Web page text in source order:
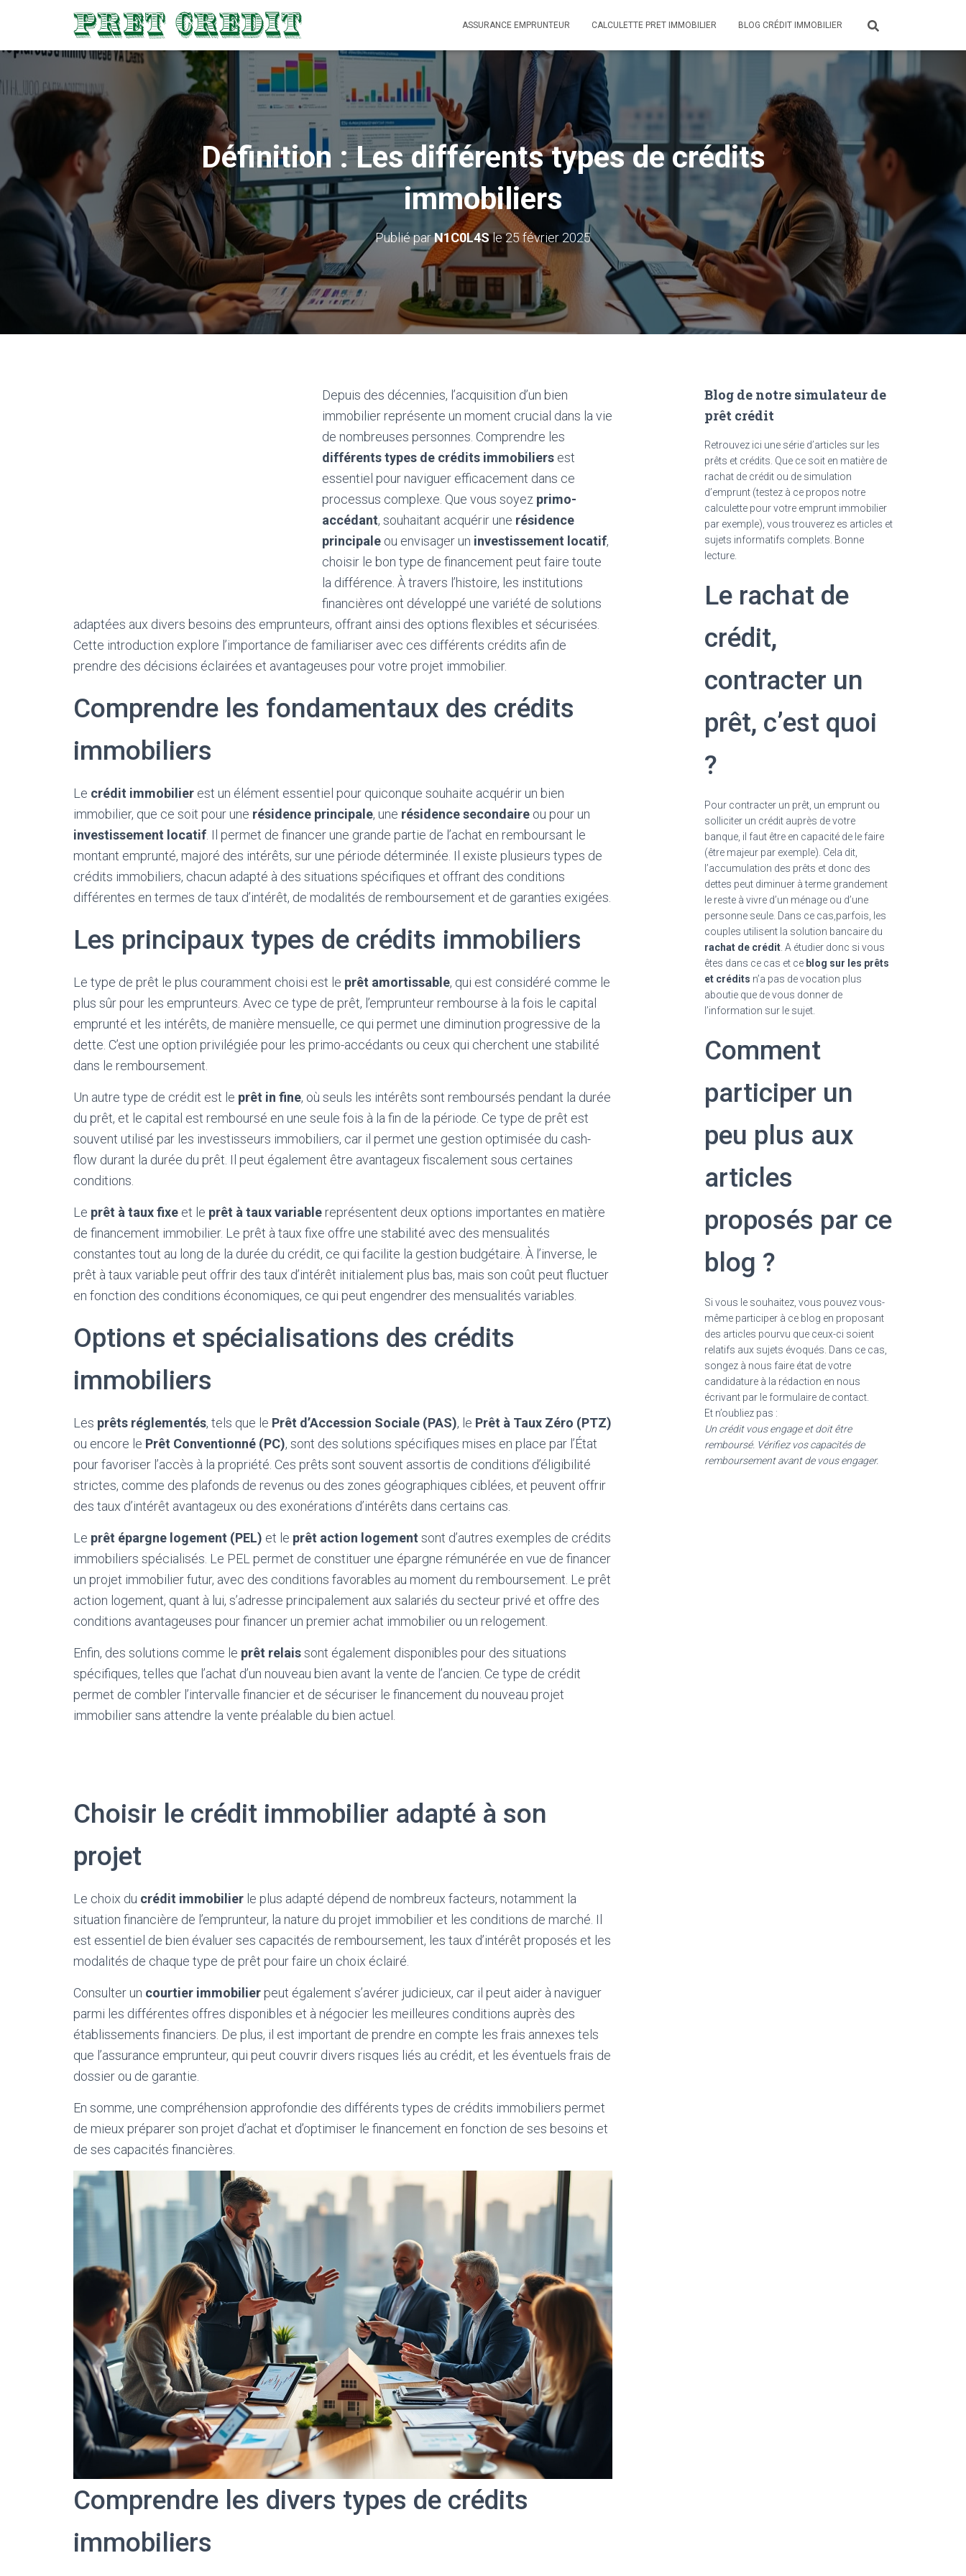
ASSURANCE EMPRUNTEUR CALCULETTE PRET IMMOBILIER BLOG CRÉDIT IMMOBILIER
Définition : Les différents types de crédits
immobiliers
Publié parN1C0L4Sle25 février 2025
Depuis des décennies, l’acquisition d’un bien
immobilier représente un moment crucial dans la vie
de nombreuses personnes. Comprendre les
différents types de crédits immobiliers est
essentiel pour naviguer efficacement dans ce
processus complexe. Que vous soyez primo-
accédant, souhaitant acquérir une résidence
principale ou envisager un investissement locatif,
choisir le bon type de financement peut faire toute
la différence. À travers l’histoire, les institutions
financières ont développé une variété de solutions
adaptées aux divers besoins des emprunteurs, offrant ainsi des options flexibles et sécurisées.
Cette introduction explore l’importance de familiariser avec ces différents crédits afin de
prendre des décisions éclairées et avantageuses pour votre projet immobilier.
Comprendre les fondamentaux des crédits
immobiliers
Le crédit immobilier est un élément essentiel pour quiconque souhaite acquérir un bien
immobilier, que ce soit pour une résidence principale, une résidence secondaire ou pour un
investissement locatif . Il permet de financer une grande partie de l’achat en remboursant le
montant emprunté, majoré des intérêts, sur une période déterminée. Il existe plusieurs types de
crédits immobiliers, chacun adapté à des situations spécifiques et offrant des conditions
différentes en termes de taux d’intérêt, de modalités de remboursement et de garanties exigées.
Les principaux types de crédits immobiliers
Le type de prêt le plus couramment choisi est le prêt amortissable, qui est considéré comme le
plus sûr pour les emprunteurs. Avec ce type de prêt, l’emprunteur rembourse à la fois le capital
emprunté et les intérêts, de manière mensuelle, ce qui permet une diminution progressive de la
dette. C’est une option privilégiée pour les primo-accédants ou ceux qui cherchent une stabilité
dans le remboursement.
Un autre type de crédit est le prêt in fine, où seuls les intérêts sont remboursés pendant la durée
du prêt, et le capital est remboursé en une seule fois à la fin de la période. Ce type de prêt est
souvent utilisé par les investisseurs immobiliers, car il permet une gestion optimisée du cash-
flow durant la durée du prêt. Il peut également être avantageux fiscalement sous certaines
conditions.
Le prêt à taux fixe et le prêt à taux variable représentent deux options importantes en matière
de financement immobilier. Le prêt à taux fixe offre une stabilité avec des mensualités
constantes tout au long de la durée du crédit, ce qui facilite la gestion budgétaire. À l’inverse, le
prêt à taux variable peut offrir des taux d’intérêt initialement plus bas, mais son coût peut fluctuer
en fonction des conditions économiques, ce qui peut engendrer des mensualités variables.
Options et spécialisations des crédits
immobiliers
Les prêts réglementés, tels que le Prêt d’Accession Sociale (PAS), le Prêt à Taux Zéro (PTZ)
ou encore le Prêt Conventionné (PC), sont des solutions spécifiques mises en place par l’État
pour favoriser l’accès à la propriété. Ces prêts sont souvent assortis de conditions d’éligibilité
strictes, comme des plafonds de revenus ou des zones géographiques ciblées, et peuvent offrir
des taux d’intérêt avantageux ou des exonérations d’intérêts dans certains cas.
Le prêt épargne logement (PEL) et le prêt action logement sont d’autres exemples de crédits
immobiliers spécialisés. Le PEL permet de constituer une épargne rémunérée en vue de financer
un projet immobilier futur, avec des conditions favorables au moment du remboursement. Le prêt
action logement, quant à lui, s’adresse principalement aux salariés du secteur privé et offre des
conditions avantageuses pour financer un premier achat immobilier ou un relogement.
Enfin, des solutions comme le prêt relaissont également disponibles pour des situations
spécifiques, telles que l’achat d’un nouveau bien avant la vente de l’ancien. Ce type de crédit
permet de combler l’intervalle financier et de sécuriser le financement du nouveau projet
immobilier sans attendre la vente préalable du bien actuel.
Choisir le crédit immobilier adapté à son
projet
Le choix du crédit immobilier le plus adapté dépend de nombreux facteurs, notamment la
situation financière de l’emprunteur, la nature du projet immobilier et les conditions de marché. Il
est essentiel de bien évaluer ses capacités de remboursement, les taux d’intérêt proposés et les
modalités de chaque type de prêt pour faire un choix éclairé.
Consulter un courtier immobilier peut également s’avérer judicieux, car il peut aider à naviguer
parmi les différentes offres disponibles et à négocier les meilleures conditions auprès des
établissements financiers. De plus, il est important de prendre en compte les frais annexes tels
que l’assurance emprunteur, qui peut couvrir divers risques liés au crédit, et les éventuels frais de
dossier ou de garantie.
En somme, une compréhension approfondie des différents types de crédits immobiliers permet
de mieux préparer son projet d’achat et d’optimiser le financement en fonction de ses besoins et
de ses capacités financières.
Comprendre les divers types de crédits
immobiliers
Blog de notre simulateur de
prêt crédit
Retrouvez ici une série d’articles sur les
prêts et crédits. Que ce soit en matière de
rachat de crédit ou de simulation
d’emprunt (testez à ce propos notre
calculette pour votre emprunt immobilier
par exemple), vous trouverez es articles et
sujets informatifs complets. Bonne
lecture.
Le rachat de
crédit,
contracter un
prêt, c’est quoi
?
Pour contracter un prêt, un emprunt ou
solliciter un crédit auprès de votre
banque, il faut être en capacité de le faire
(être majeur par exemple). Cela dit,
l’accumulation des prêts et donc des
dettes peut diminuer à terme grandement
le reste à vivre d’un ménage ou d’une
personne seule. Dans ce cas,parfois, les
couples utilisent la solution bancaire du
rachat de crédit. A étudier donc si vous
êtes dans ce cas et ce blog sur les prêts
et crédits n’a pas de vocation plus
aboutie que de vous donner de
l’information sur le sujet.
Comment
participer un
peu plus aux
articles
proposés par ce
blog ?
Si vous le souhaitez, vous pouvez vous-
même participer à ce blog en proposant
des articles pourvu que ceux-ci soient
relatifs aux sujets évoqués. Dans ce cas,
songez à nous faire état de votre
candidature à la rédaction en nous
écrivant par le formulaire de contact.
Et n’oubliez pas :
Un crédit vous engage et doit être
remboursé. Vérifiez vos capacités de
remboursement avant de vous engager.